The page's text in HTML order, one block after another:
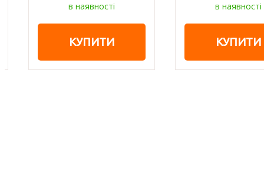
в наявності
КУПИТИ
в наявності
КУПИТИ